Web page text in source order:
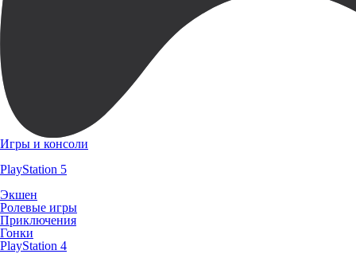
Игры и консоли
PlayStation 5
Экшен
Ролевые игры
Приключения
Гонки
PlayStation 4